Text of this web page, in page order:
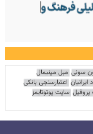
سونی مبل مینیمال
اعتبارسنجی بانکی
سایت یوتوتایمز